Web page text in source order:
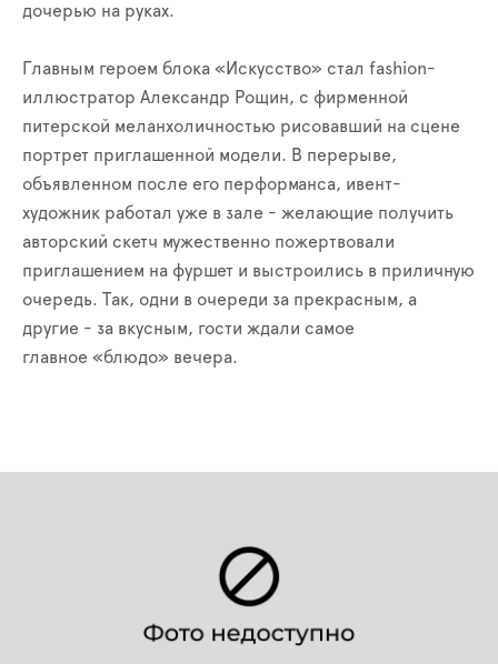
дочерью на руках.
Главным героем блока «Искусство» стал fashion-
иллюстратор Александр Рощин, с фирменной
питерской меланхоличностью рисовавший на сцене
портрет приглашенной модели. В перерыве,
объявленном после его перформанса, ивент-
художник работал уже в зале - желающие получить
авторский скетч мужественно пожертвовали
приглашением на фуршет и выстроились в приличную
очередь. Так, одни в очереди за прекрасным, а
другие - за вкусным, гости ждали самое
главное «блюдо» вечера.